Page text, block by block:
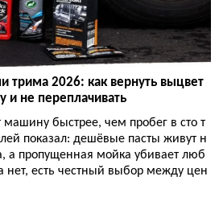
трима 2026: как вернуть выцвет
и не переплачивать
быстрее, чем пробег в сто т
показал: дешёвые пасты живут н
а пропущенная мойка убивает люб
нет, есть честный выбор между цен